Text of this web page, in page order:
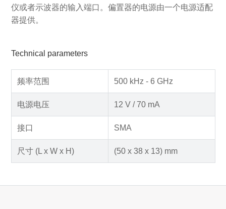
仪或者示波器的输入端口。偏置器的电源由一个电源适配
器提供。
Technical parameters
频率范围 500 kHz - 6 GHz
电源电压 12 V / 70 mA
接口 SMA
尺寸 (L x W x H) (50 x 38 x 13) mm